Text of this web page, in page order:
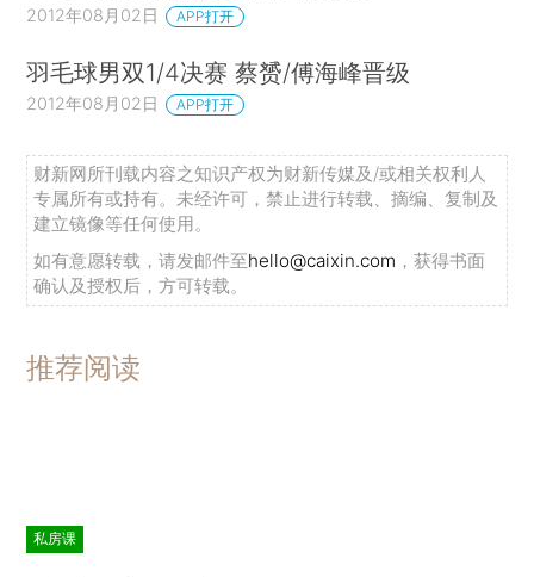
2012年08月02日 APP打开
羽毛球男双1/4决赛 蔡赟/傅海峰晋级
2012年08月02日 APP打开
财新网所刊载内容之知识产权为财新传媒及/或相关权利人
专属所有或持有。未经许可，禁止进行转载、摘编、复制及
建立镜像等任何使用。
如有意愿转载，请发邮件至hello@caixin.com ，获得书面
确认及授权后，方可转载。
推荐阅读
私房课